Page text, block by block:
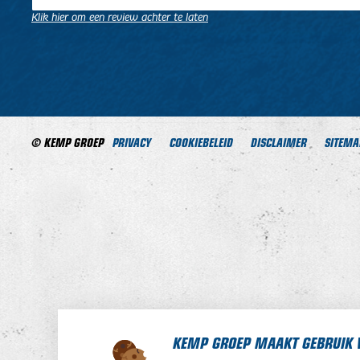
KEMP GROEP MAAKT GEBRUIK
Klik hier om een review achter te laten
. .
© KEMP GROEP PRIVACY COOKIEBELEID DISCLAIMER